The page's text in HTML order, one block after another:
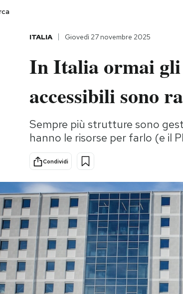
Storie/Idee
Ok Boomer!
Altrecose
Mondiali calcio 2026
ITALIA Giovedì 27 novembre 2025
In Italia ormai
accessibili sono
Sempre più strutture sono
hanno le risorse per farlo (e il
Condividi